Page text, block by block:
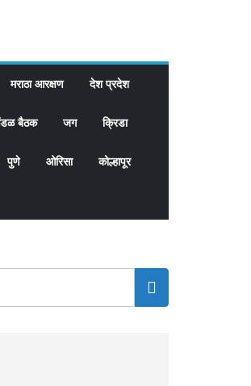
मराठा आरक्षण देश प्रदेश
बैठक जग क्रिडा
पुणे ओरिसा कोल्हापूर